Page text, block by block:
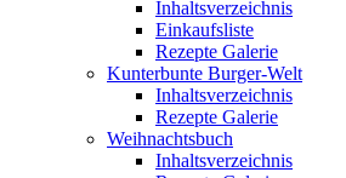
Inhaltsverzeichnis
Einkaufsliste
Rezepte Galerie
Kunterbunte Burger-Welt
Inhaltsverzeichnis
Rezepte Galerie
Weihnachtsbuch
Inhaltsverzeichnis